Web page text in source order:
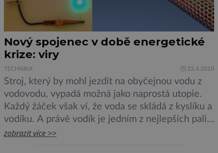
Nový spojenec v době energetické
krize: viry
TECHNIKA 22.4.2010
Stroj, který by mohl jezdit na obyčejnou vodu z
vodovodu, vypadá možná jako naprostá utopie.
Každý žáček však ví, že voda se skládá z kyslíku a
vodíku. A právě vodík je jedním z nejlepších paliv.
Jak jej však z vody dostat, aby se celý proces
zobrazit více >>